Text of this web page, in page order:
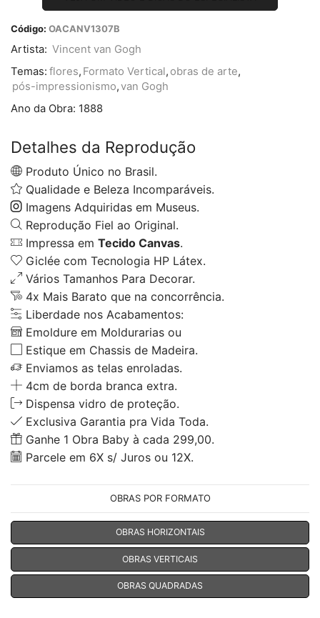
Código: OACANV1307B
Artista: Vincent van Gogh
Temas: flores, Formato Vertical, obras de arte,
pós-impressionismo,van Gogh
Ano da Obra: 1888
Detalhes da Reprodução
Produto Único no Brasil.
Qualidade e Beleza Incomparáveis.
Imagens Adquiridas em Museus.
Reprodução Fiel ao Original.
Impressa em Tecido Canvas.
Giclée com Tecnologia HP Látex.
Vários Tamanhos Para Decorar.
4x Mais Barato que na concorrência.
Liberdade nos Acabamentos:
Emoldure em Moldurarias ou
Estique em Chassis de Madeira.
Enviamos as telas enroladas.
4cm de borda branca extra.
Dispensa vidro de proteção.
Exclusiva Garantia pra Vida Toda.
Ganhe 1 Obra Baby à cada 299,00.
Parcele em 6X s/ Juros ou 12X.
OBRAS POR FORMATO
OBRAS HORIZONTAIS
OBRAS VERTICAIS
OBRAS QUADRADAS